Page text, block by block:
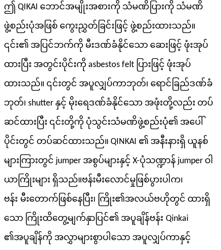
ဤ QIKAI ဘောင်အမျိုးအစားကို သံမဏိပြားကို သံမဏိ
ဖွဲ့စည်းပုံအဖြစ် ကွေးညွှတ်ခြင်းဖြင့် ဖွဲ့စည်းထားသည်။
၎င်း၏ အပြင်ဘက်ကို မီးဒဏ်ခံနိုင်သော ဆေးဖြင့် ဖုံးအုပ်
ထားပြီး အတွင်းပိုင်းကို asbestos felt ပြားဖြင့် ဖုံးအုပ်
ထားသည်။ ၎င်းတွင် အပူလျှပ်ကာဘုတ်၊ ရောင်ခြည်ဒဏ်ခံ
ဘုတ်၊ shutter နှင့် မိုးရေဒဏ်ခံနိုင်သော အဖုံးတို့လည်း တပ်
ဆင်ထားပြီး ၎င်းတို့ကို ပုံသွင်းသံမဏိဖွဲ့စည်းပုံ၏ အပေါ်
ပိုင်းတွင် တပ်ဆင်ထားသည်။ QINKAI ၏ အနီးနားရှိ ယူနစ်
များကြားတွင် jumper အစွပ်များနှင့် X-ပုံသဏ္ဍာန် jumper ဝါ
ယာကြိုးများ ရှိသည်။ဗန်းမီးလောင်မှုဖြစ်ပွားပါက၊
ဗန်း မီးတောက်ဖြစ်နေပြီး၊ ကြိုး၏အလယ်ဗဟိုတွင် ထားရှိ
သော ကြိုးထိတွေ့မျက်နှာပြင်၏ အပူချိန်ဗန်း Qinkai
၏အပူချိန်ကို အလွှာများစွာပါသော အပူလျှပ်ကာနှင့်